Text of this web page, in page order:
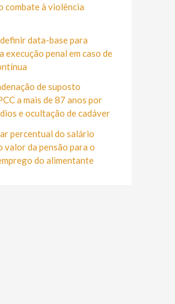
combate à violência
data-base para
execução penal em caso de
de suposto
a mais de 87 anos por
e ocultação de cadáver
percentual do salário
valor da pensão para o
do alimentante